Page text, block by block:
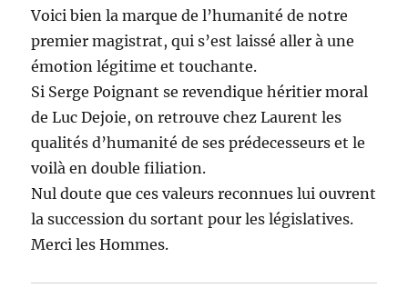
Voici bien la marque de l’humanité de notre
premier magistrat, qui s’est laissé aller à une
émotion légitime et touchante.
Si Serge Poignant se revendique héritier moral
de Luc Dejoie, on retrouve chez Laurent les
qualités d’humanité de ses prédecesseurs et le
voilà en double filiation.
Nul doute que ces valeurs reconnues lui ouvrent
la succession du sortant pour les législatives.
Merci les Hommes.